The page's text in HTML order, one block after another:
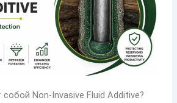
Non-Invasive Fluid Additive?